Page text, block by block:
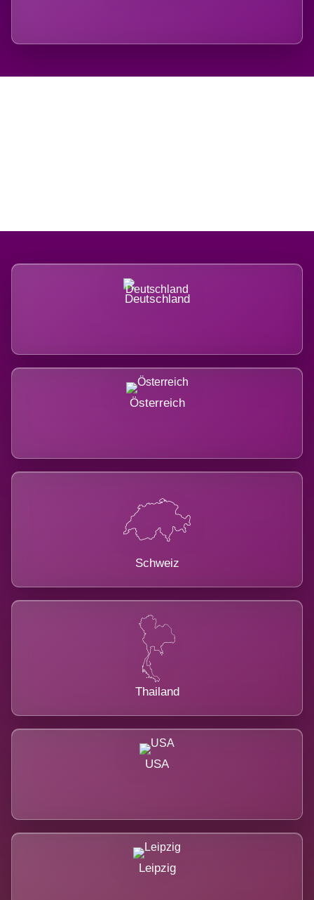
Deutschland
Österreich
Schweiz
Thailand
USA
Leipzig